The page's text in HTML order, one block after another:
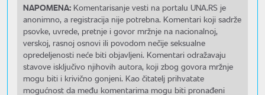
NAPOMENA: Komentarisanje vesti na portalu UNA.RS je
anonimno, a registracija nije potrebna. Komentari koji sadrže
psovke, uvrede, pretnje i govor mržnje na nacionalnoj,
verskoj, rasnoj osnovi ili povodom nečije seksualne
opredeljenosti neće biti objavljeni. Komentari odražavaju
stavove isključivo njihovih autora, koji zbog govora mržnje
mogu biti i krivično gonjeni. Kao čitatelj prihvatate
mogućnost da među komentarima mogu biti pronađeni